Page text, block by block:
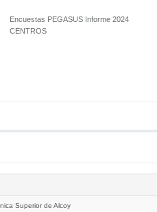
Encuestas PEGASUS Informe 2024
CENTROS
Superior de Alcoy